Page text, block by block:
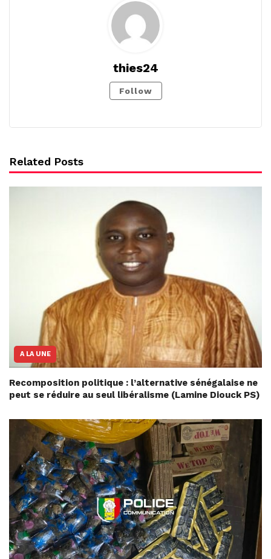
thies24
Follow
Related Posts
A LA UNE
Recomposition politique : l’alternative sénégalaise ne
peut se réduire au seul libéralisme (Lamine Diouck PS)